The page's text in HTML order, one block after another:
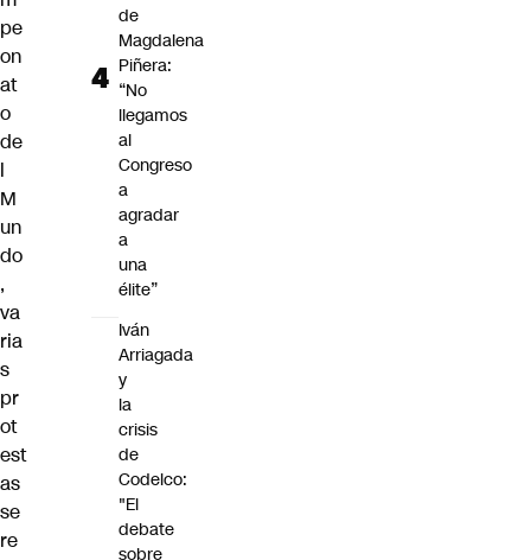
pe
on
at
o
de
l
M
un
do
,
va
ria
s
pr
ot
est
as
se
re
de
Magdalena
Piñera:
“No
llegamos
al
Congreso
a
agradar
a
una
élite”
Iván
Arriagada
y
la
crisis
de
Codelco:
"El
debate
sobre